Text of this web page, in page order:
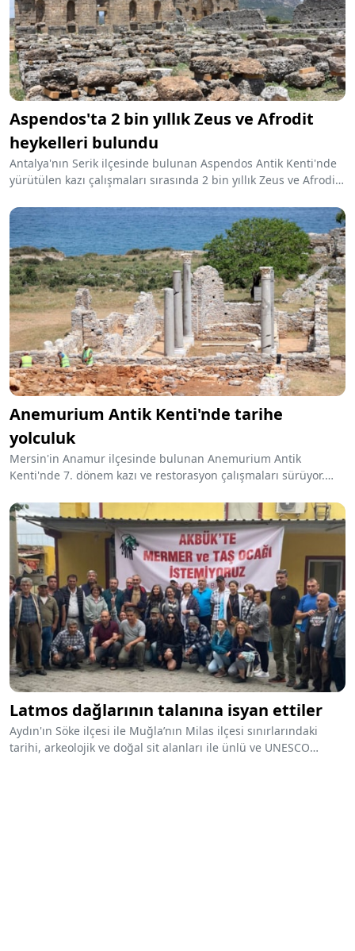
Aspendos'ta 2 bin yıllık Zeus ve Afrodit
heykelleri bulundu
Antalya'nın Serik ilçesinde bulunan Aspendos Antik Kenti'nde
yürütülen kazı çalışmaları sırasında 2 bin yıllık Zeus ve Afrodit
heyecanlandırdı.
Anemurium Antik Kenti'nde tarihe
yolculuk
Mersin'in Anamur ilçesinde bulunan Anemurium Antik
Kenti'nde 7. dönem kazı ve restorasyon çalışmaları sürüyor.
eşsiz mimarisi ile ziyaretçileri büyülüyor. Kazılarda ortaya çıkan
eserler, kentin önemini ve geçmişini aydınlatmaya devam
ediyor.
Latmos dağlarının talanına isyan ettiler
Aydın'ın Söke ilçesi ile Muğla’nın Milas ilçesi sınırlarındaki
tarihi, arkeolojik ve doğal sit alanları ile ünlü ve UNESCO